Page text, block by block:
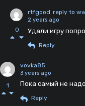
0
rtfgood reply to
2 years ago
Удали игру
Reply
1
vovka85
3 years ago
Пока самый не
Reply